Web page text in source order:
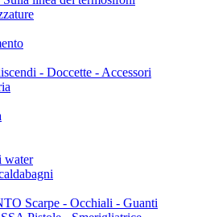
- Doccette - Accessori
water
Scarpe - Occhiali - Guanti